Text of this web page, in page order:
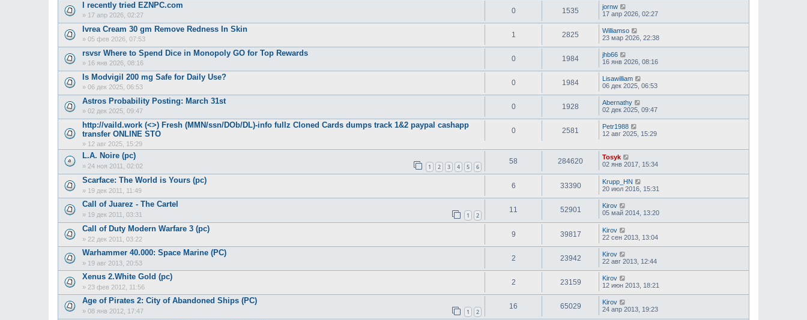
I recently tried EZNPC.com
» 17 апр 2026, 02:27
0 1535
jornw
17 апр 2026, 02:27
Ivrea Cream 30 gm Remove Redness In Skin
» 05 фев 2026, 07:53
1 2825
Williamso
23 мар 2026, 22:38
rsvsr Where to Spend Dice in Monopoly GO for Top Rewards
» 16 янв 2026, 08:16
0 1984
jhb66
16 янв 2026, 08:16
Is Modvigil 200 mg Safe for Daily Use?
» 06 дек 2025, 06:53
0 1984
Lisawilliam
06 дек 2025, 06:53
Astros Probability Posting: March 31st
» 02 дек 2025, 09:47
0 1928
Abernathy
02 дек 2025, 09:47
http://vaild.work (<>) Fresh (MMN/ssn/DOb/DL)-info fullz Cloned Cards dumps track 1&2 paypal cashapp
transfer ONLINE STO
» 12 авг 2025, 15:29
0 2581
Petr1988
12 авг 2025, 15:29
L.A. Noire (pc)
» 24 ноя 2011, 02:02 1 2 3 4 5 6
58 284620
Tosyk
02 янв 2017, 15:34
Scarface: The World is Yours (pc)
» 19 дек 2011, 11:49
6 33390
Krupp_HN
20 июл 2016, 15:31
Call of Juarez - The Cartel
» 19 дек 2011, 03:31 1 2
11 52901
Kirov
05 май 2014, 13:20
Call of Duty Modern Warfare 3 (pc)
» 22 дек 2011, 03:22
9 39817
Kirov
22 сен 2013, 13:04
Warhammer 40.000: Space Marine (PC)
» 19 авг 2013, 20:53
2 23942
Kirov
22 авг 2013, 12:44
Xenus 2.White Gold (pc)
» 23 фев 2012, 11:56
2 23159
Kirov
12 июн 2013, 18:21
Age of Pirates 2: City of Abandoned Ships (PC)
» 08 янв 2012, 17:47 1 2
16 65029
Kirov
24 апр 2013, 19:23